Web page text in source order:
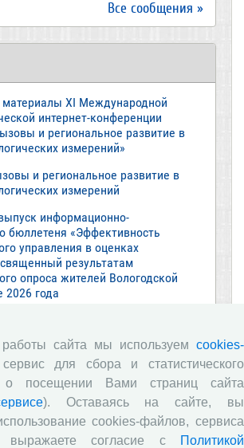
Все сообщения »
XI Международной
интернет-конференции
и региональное развитие в
измерений»
и региональное развитие в
измерений
информационно-
бюллетеня «Эффективность
управления в оценках
результатам
опроса жителей Вологодской
2026 года
принял участие в
Российско-французского
(г. Москва, ИНП РАН)
Все сообщения »
сайта мы используем cookies-
для сбора и статистического
о посещении Вами страниц сайта
). Оставаясь на сайте, вы
cookies-файлов, сервиса
выражаете согласие с
Политикой